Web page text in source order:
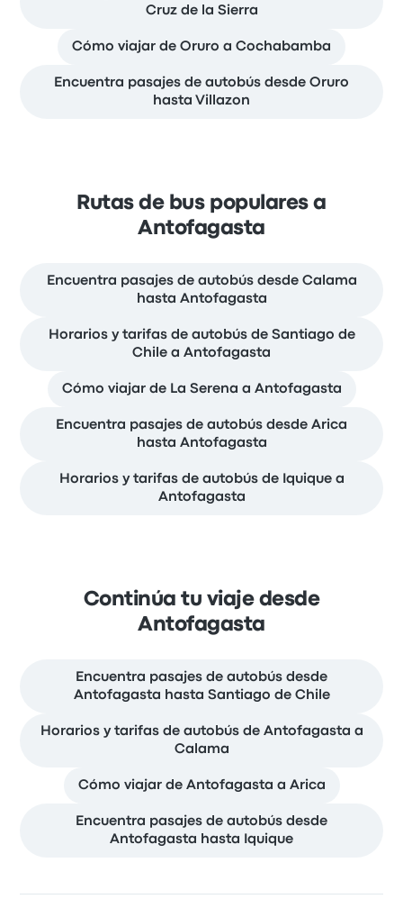
Cruz de la Sierra
Cómo viajar de Oruro a Cochabamba
Encuentra pasajes de autobús desde Oruro
hasta Villazon
Rutas de bus populares a
Antofagasta
Encuentra pasajes de autobús desde Calama
hasta Antofagasta
Horarios y tarifas de autobús de Santiago de
Chile a Antofagasta
Cómo viajar de La Serena a Antofagasta
Encuentra pasajes de autobús desde Arica
hasta Antofagasta
Horarios y tarifas de autobús de Iquique a
Antofagasta
Continúa tu viaje desde
Antofagasta
Encuentra pasajes de autobús desde
Antofagasta hasta Santiago de Chile
Horarios y tarifas de autobús de Antofagasta a
Calama
Cómo viajar de Antofagasta a Arica
Encuentra pasajes de autobús desde
Antofagasta hasta Iquique